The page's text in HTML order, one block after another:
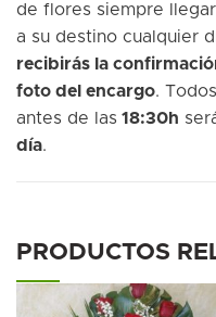
de flores siempre
a su destino cualquier
recibirás la
foto del encargo.
antes de las 18:30h
día.
PRODUCTOS